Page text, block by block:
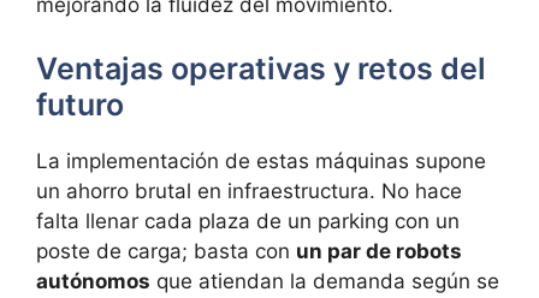
Ventajas operativas y retos del
futuro
La implementación de estas máquinas supone
un ahorro brutal en infraestructura. No hace
falta llenar cada plaza de un parking con un
poste de carga; basta con un par de robots
autónomos que atiendan la demanda según se